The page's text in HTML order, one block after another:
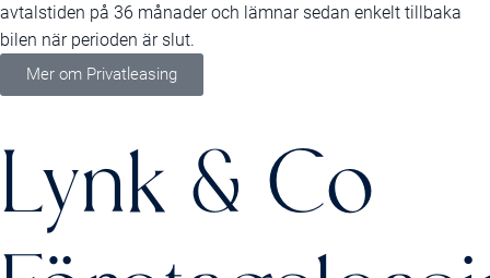
avtalstiden på 36 månader och lämnar sedan enkelt tillbaka
bilen när perioden är slut.
Mer om Privatleasing
Lynk & Co